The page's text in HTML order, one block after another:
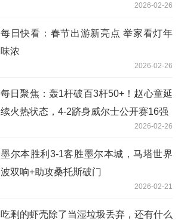
2026-02-26
每日快看：春节出游新亮点 举家看灯年
味浓
2026-02-26
每日聚焦：轰1杆破百3杆50+！赵心童延
续火热状态，4-2跻身威尔士公开赛16强
2026-02-26
墨尔本胜利3-1客胜墨尔本城，马塔世界
波双响+助攻桑托斯破门
2026-02-21
吃剩的虾壳除了当湿垃圾丢弃，还有什么